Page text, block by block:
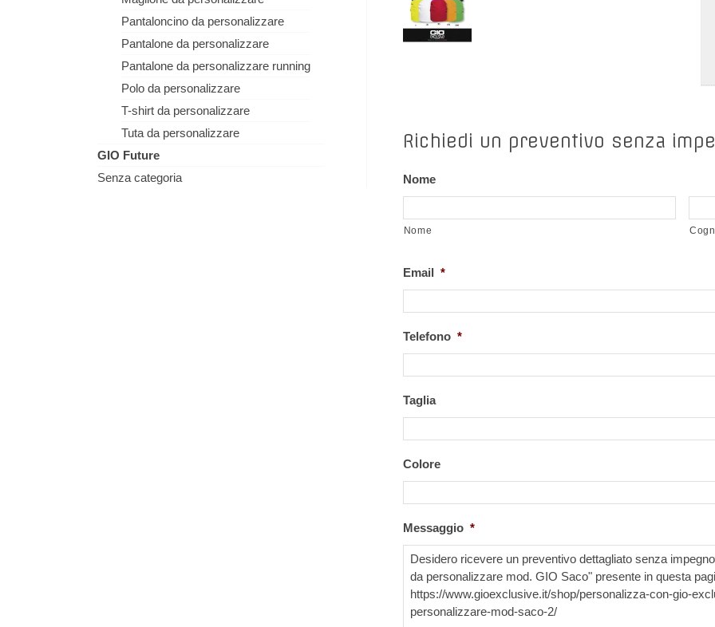
Richiedi un preventivo senza
Nome
Nome
Email *
Telefono *
Taglia
Colore
Messaggio *
Pantaloncino da personalizzare
Pantalone da personalizzare
Pantalone da personalizzare running
Polo da personalizzare
T-shirt da personalizzare
Tuta da personalizzare
GIO Future
Senza categoria